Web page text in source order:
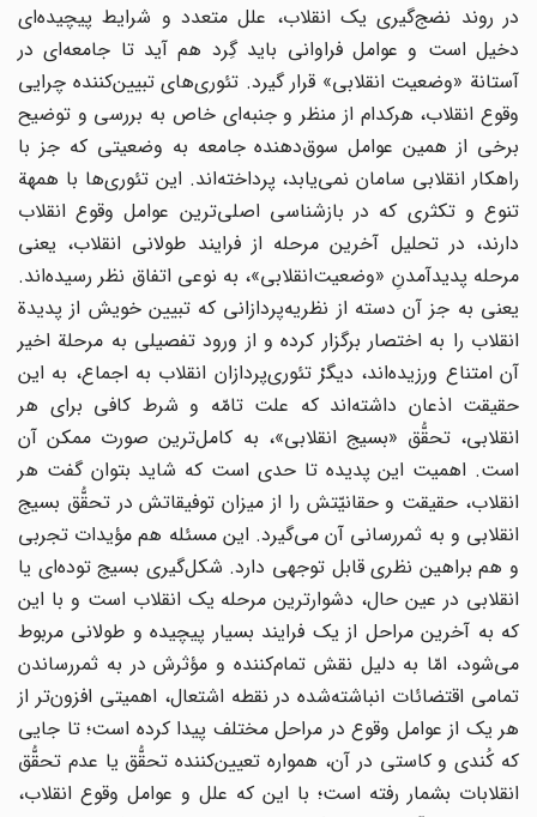
در روند نضج‌گیری‌ یک‌ انقلاب‌، علل‌ متعدد و شرایط‌ پیچیده‌ای‌
دخیل‌ است‌ و عوامل‌ فراوانی‌ باید گِرد هم‌ آید تا جامعه‌ای‌ در
آستانة‌ «وضعیت‌ انقلابی‌» قرار گیرد. تئوری‌های‌ تبیین‌کننده چرایی‌
وقوع‌ انقلاب‌، هرکدام‌ از منظر و جنبه‌ای‌ خاص‌ به‌ بررسی‌ و توضیح‌
برخی‌ از همین‌ عوامل‌ سوق‌دهنده جامعه‌ به‌ وضعیتی‌ که‌ جز با
راهکار انقلابی‌ سامان‌ نمی‌یابد، پرداخته‌اند. این‌ تئوری‌ها با همهة‌
تنوع‌ و تکثری‌ که‌ در بازشناسی‌ اصلی‌ترین‌ عوامل‌ وقوع‌ انقلاب‌
دارند، در تحلیل‌ آخرین‌ مرحله‌ از فرایند طولانی‌ انقلاب‌، یعنی‌
مرحله پدیدآمدنِ «وضعیت‌انقلابی‌»، به‌ نوعی‌ اتفاق‌ نظر رسیده‌اند.
یعنی‌ به‌ جز آن‌ دسته‌ از نظریه‌پردازانی‌ که‌ تبیین‌ خویش‌ از پدیدة‌
انقلاب‌ را به‌ اختصار برگزار کرده‌ و از ورود تفصیلی‌ به‌ مرحلة‌ اخیر
آن‌ امتناع‌ ورزیده‌اند، دیگرْ تئوری‌پردازان‌ انقلاب‌ به اجماع‌، به‌ این‌
حقیقت‌ اذعان‌ داشته‌اند که‌ علت‌ تامّه‌ و شرط‌ کافی‌ برای‌ هر
انقلابی‌، تحقُّق‌ «بسیج‌ انقلابی‌»، به‌ کامل‌ترین‌ صورت‌ ممکن‌ آن‌
است‌. اهمیت‌ این‌ پدیده‌ تا حدی‌ است‌ که‌ شاید بتوان ‌گفت‌ هر
انقلاب‌، حقیقت‌ و حقانیّتش‌ را از میزان‌ توفیقاتش‌ در تحقُّق‌ بسیج‌
انقلابی‌ و به ‌ثمررسانی‌ آن‌ می‌گیرد. این‌ مسئله‌ هم‌ مؤیدات‌ تجربی‌
و هم‌ براهین‌ نظری‌ قابل‌ توجهی‌ دارد. شکل‌گیری‌ بسیج‌ توده‌ای‌ یا
انقلابی‌ در عین‌ حال‌، دشوارترین‌ مرحله یک‌ انقلاب‌ است ‌و با این‌
که‌ به‌ آخرین‌ مراحل‌ از یک‌ فرایند بسیار پیچیده‌ و طولانی‌ مربوط‌
می‌شود، امّا به‌ دلیل‌ نقش‌ تمام‌کننده‌ و مؤثرش‌ در به‌ ثمررساندن‌
تمامی‌ اقتضائات‌ انباشته‌شده‌ در نقطه اشتعال‌، اهمیتی‌ افزون‌تر از
هر یک‌ از عوامل‌ وقوع‌ در مراحل‌ مختلف‌ پیدا کرده‌ است‌؛ تا جایی‌
که‌ کُندی‌ و کاستی‌ در آن‌، همواره‌ تعیین‌کننده تحقُّق‌ یا عدم‌ تحقُّق‌
انقلابات‌ بشمار رفته‌ است‌؛ با این‌ که‌ علل‌ و عوامل‌ وقوع‌ انقلاب‌،